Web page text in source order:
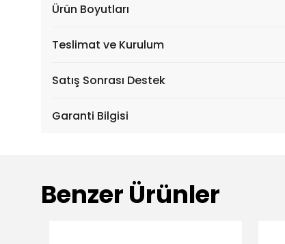
Ürün Boyutları
Teslimat ve Kurulum
Satış Sonrası Destek
Garanti Bilgisi
Benzer Ürünler